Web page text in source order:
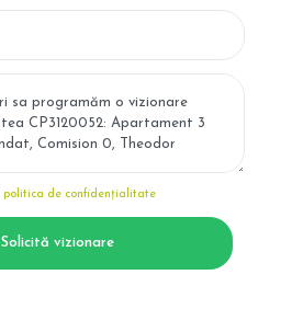
politica de confidențialitate
Solicită vizionare